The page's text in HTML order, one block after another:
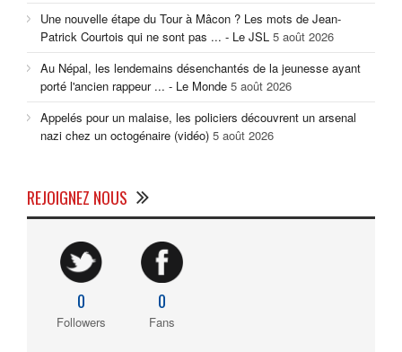
Une nouvelle étape du Tour à Mâcon ? Les mots de Jean-
Patrick Courtois qui ne sont pas ... - Le JSL 5 août 2026
Au Népal, les lendemains désenchantés de la jeunesse ayant
porté l'ancien rappeur ... - Le Monde 5 août 2026
Appelés pour un malaise, les policiers découvrent un arsenal
nazi chez un octogénaire (vidéo) 5 août 2026
REJOIGNEZ NOUS
0
Followers
0
Fans